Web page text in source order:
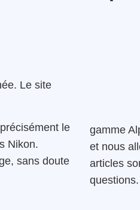
Le site
le
Nikon.
sans doute
gamme
et nous
articles
questions.